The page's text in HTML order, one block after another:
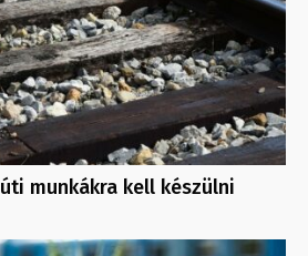
munkákra kell készülni